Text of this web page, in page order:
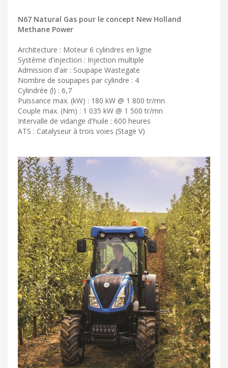
N67 Natural Gas pour le concept New Holland
Methane Power
Architecture : Moteur 6 cylindres en ligne
Système d'injection : Injection multiple
Admission d'air : Soupape Wastegate
Nombre de soupapes par cylindre : 4
Cylindrée (l) : 6,7
Puissance max. (kW) : 180 kW @ 1 800 tr/mn
Couple max. (Nm) : 1 035 kW @ 1 500 tr/mn
Intervalle de vidange d'huile : 600 heures
ATS : Catalyseur à trois voies (Stage V)